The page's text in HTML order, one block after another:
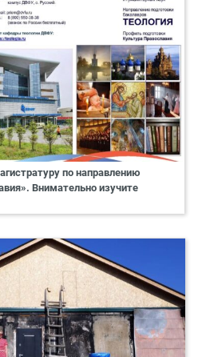
по направлению
Внимательно изучите